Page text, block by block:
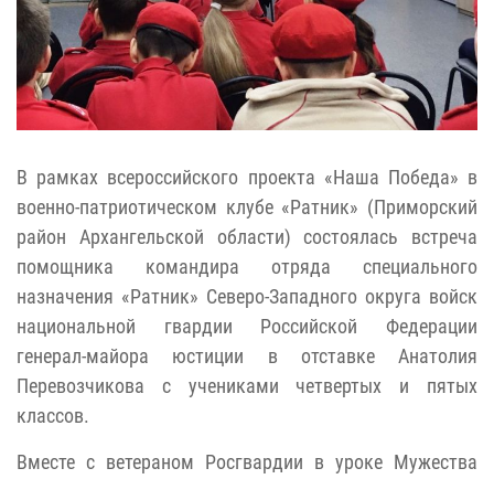
В рамках всероссийского проекта «Наша Победа» в
военно-патриотическом клубе «Ратник» (Приморский
район Архангельской области) состоялась встреча
помощника командира отряда специального
назначения «Ратник» Северо-Западного округа войск
национальной гвардии Российской Федерации
генерал-майора юстиции в отставке Анатолия
Перевозчикова с учениками четвертых и пятых
классов.
Вместе с ветераном Росгвардии в уроке Мужества